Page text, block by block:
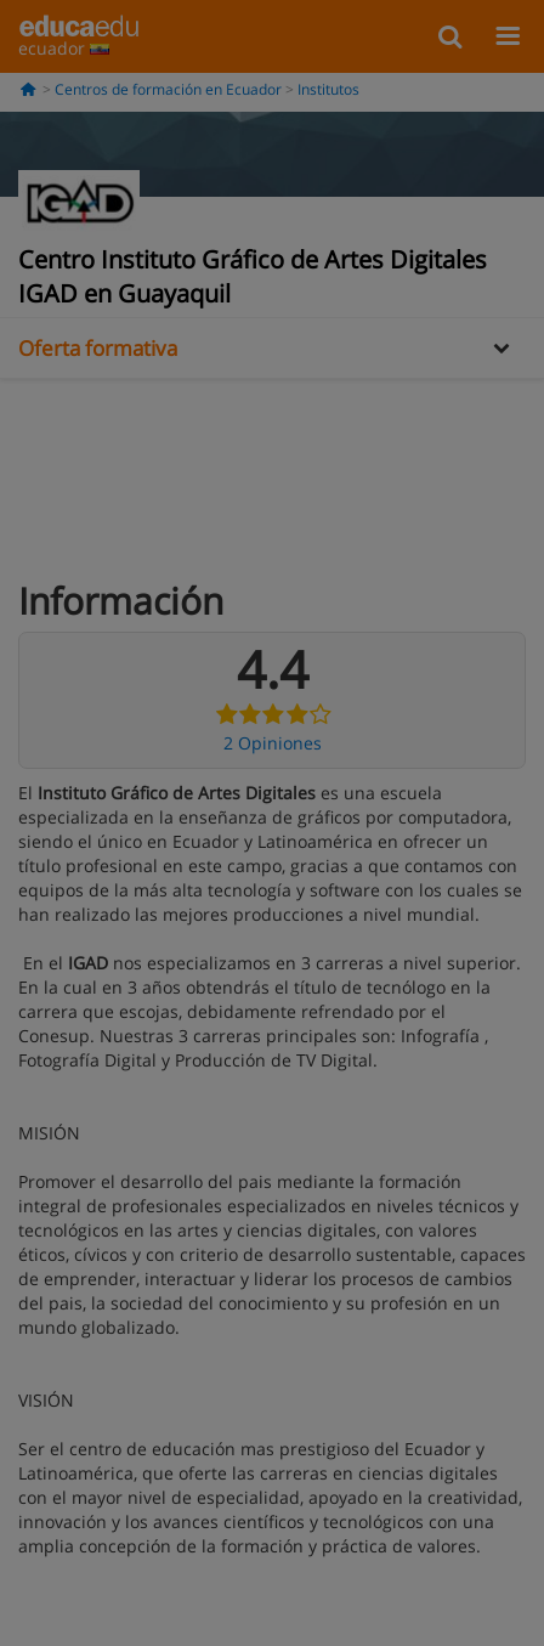
ecuador
Centros de formación en Ecuador Institutos
Centro Instituto Gráfico de Artes Digitales
IGAD en Guayaquil
Información
Opiniones
Oferta formativa
Información
4.4
2 Opiniones
El Instituto Gráfico de Artes Digitales es una escuela
especializada en la enseñanza de gráficos por computadora,
siendo el único en Ecuador y Latinoamérica en ofrecer un
título profesional en este campo, gracias a que contamos con
equipos de la más alta tecnología y software con los cuales se
han realizado las mejores producciones a nivel mundial.
En el IGAD nos especializamos en 3 carreras a nivel superior.
En la cual en 3 años obtendrás el título de tecnólogo en la
carrera que escojas, debidamente refrendado por el
Conesup. Nuestras 3 carreras principales son: Infografía ,
Fotografía Digital y Producción de TV Digital.
MISIÓN
Promover el desarrollo del pais mediante la formación
integral de profesionales especializados en niveles técnicos y
tecnológicos en las artes y ciencias digitales, con valores
éticos, cívicos y con criterio de desarrollo sustentable, capaces
de emprender, interactuar y liderar los procesos de cambios
del pais, la sociedad del conocimiento y su profesión en un
mundo globalizado.
VISIÓN
Ser el centro de educación mas prestigioso del Ecuador y
Latinoamérica, que oferte las carreras en ciencias digitales
con el mayor nivel de especialidad, apoyado en la creatividad,
innovación y los avances científicos y tecnológicos con una
amplia concepción de la formación y práctica de valores.